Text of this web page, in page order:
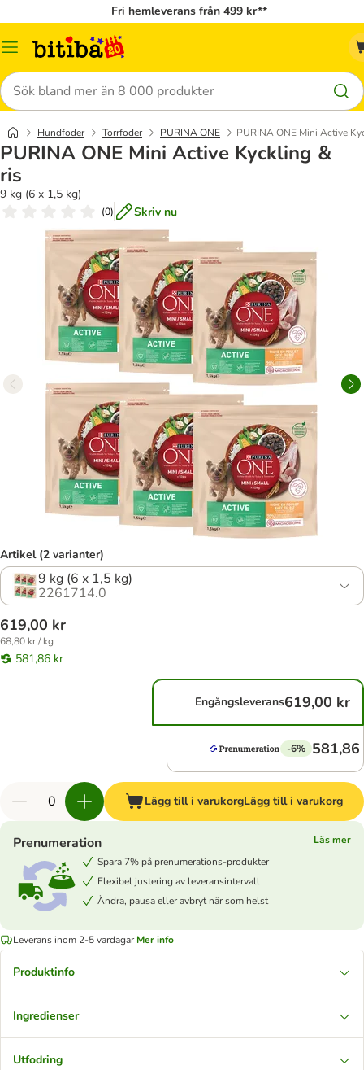
Fri hemleverans från 499 kr**
Meny
Sök
Hundfoder Torrfoder PURINA ONE PURINA ONE Mini Active
PURINA ONE Mini Active Kyckling &
ris
9 kg (6 x 1,5 kg)
(0) Skriv nu
Artikel (2 varianter)
9 kg (6 x 1,5 kg)
2261714.0
619,00 kr
68,80 kr / kg
581,86 kr
Engångsleverans619,00 kr
-6% 581,86
Lägg till i varukorgLägg till i varukorg
Prenumeration
Läs mer
Spara 7% på prenumerations-produkter
Flexibel justering av leveransintervall
Ändra, pausa eller avbryt när som helst
Leverans inom 2-5 vardagar Mer info
Produktinfo
Ingredienser
Utfodring